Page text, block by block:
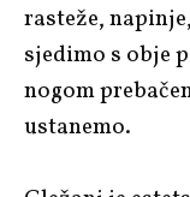
rasteže,
sjedimo s obje
nogom
ustanemo.